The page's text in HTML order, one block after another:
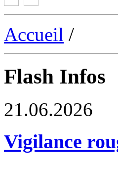
Accueil /
Flash Infos
21.06.2026
Vigilance